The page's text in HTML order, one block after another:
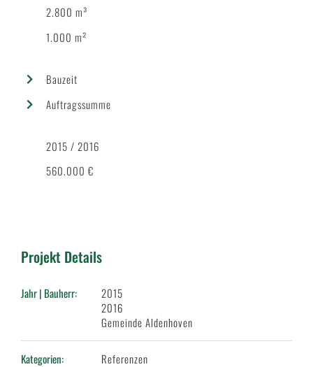
2.800 m³
1.000 m²
Bauzeit
Auftragssumme
2015 / 2016
560.000 €
Projekt Details
Jahr | Bauherr:
2015
2016
Gemeinde Aldenhoven
Kategorien: Referenzen